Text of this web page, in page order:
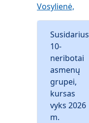
Vosylienė,
Susidarius
10-
neribotai
asmenų
grupei,
kursas
vyks 2026
m.